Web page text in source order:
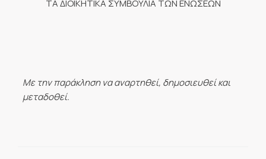
ΤΑ ΔΙΟΙΚΗΤΙΚΑ ΣΥΜΒΟΥΛΙΑ ΤΩΝ ΕΝΩΣΕΩΝ
Με την παράκληση να αναρτηθεί, δημοσιευθεί και
μεταδοθεί.